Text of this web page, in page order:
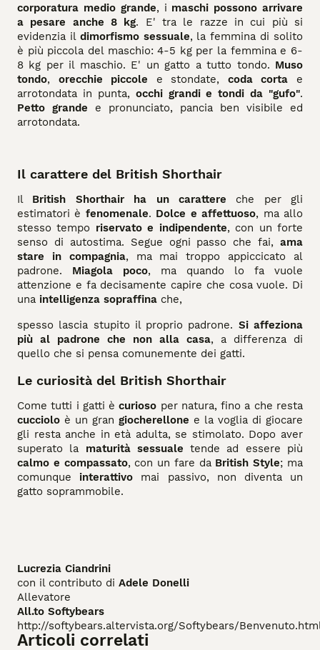
corporatura medio grande, i maschi possono arrivare
a pesare anche 8 kg. E' tra le razze in cui più si
evidenzia il dimorfismo sessuale, la femmina di solito
è più piccola del maschio: 4-5 kg per la femmina e 6-
8 kg per il maschio. E' un gatto a tutto tondo. Muso
tondo, orecchie piccole e stondate, coda corta e
arrotondata in punta, occhi grandi e tondi da "gufo".
Petto grande e pronunciato, pancia ben visibile ed
arrotondata.
Il carattere del British Shorthair
Il British Shorthair ha un carattere che per gli
estimatori è fenomenale. Dolce e affettuoso, ma allo
stesso tempo riservato e indipendente, con un forte
senso di autostima. Segue ogni passo che fai, ama
stare in compagnia, ma mai troppo appiccicato al
padrone. Miagola poco, ma quando lo fa vuole
attenzione e fa decisamente capire che cosa vuole. Di
una intelligenza sopraffina che,
spesso lascia stupito il proprio padrone. Si affeziona
più al padrone che non alla casa, a differenza di
quello che si pensa comunemente dei gatti.
Le curiosità del British Shorthair
Come tutti i gatti ècurioso per natura, fino a che resta
cucciolo è un gran giocherellone e la voglia di giocare
gli resta anche in età adulta, se stimolato. Dopo aver
superato la maturità sessuale tende ad essere più
calmo e compassato, con un fare da British Style; ma
comunque interattivo mai passivo, non diventa un
gatto soprammobile.
Lucrezia Ciandrini
con il contributo di Adele Donelli
Allevatore
All.to Softybears
http://softybears.altervista.org/Softybears/
Articoli correlati